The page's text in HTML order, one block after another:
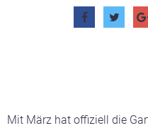
Mit März hat offiziell die